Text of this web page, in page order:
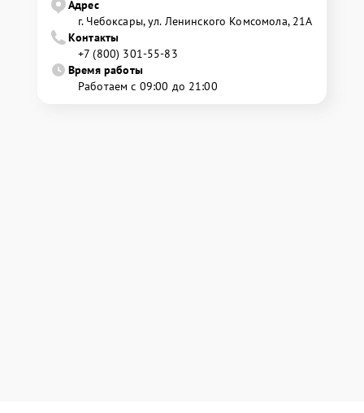
Адрес
г. Чебоксары, ул. Ленинского Комсомола, 21А
Контакты
+7 (800) 301-55-83
Время работы
Работаем с 09:00 до 21:00